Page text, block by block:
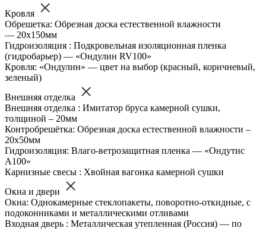
Кровля
Обрешетка: Обрезная доска естественной влажности
— 20х150мм
Гидроизоляция : Подкровельная изоляционная пленка
(гидробарьер) — «Ондулин RV100»
Кровля: «Ондулин» — цвет на выбор (красный, коричневый,
зеленый)
Внешняя отделка
Внешняя отделка : Имитатор бруса камерной сушки,
толщиной – 20мм
Контробрешётка: Обрезная доска естественной влажности –
20х50мм
Гидроизоляция: Влаго-ветрозащитная пленка — «Ондутис
А100»
Карнизные свесы : Хвойная вагонка камерной сушки
Окна и двери
Окна: Однокамерные стеклопакеты, поворотно-откидные, с
подоконниками и металлическими отливами
Входная дверь : Металлическая утепленная (Россия) — по